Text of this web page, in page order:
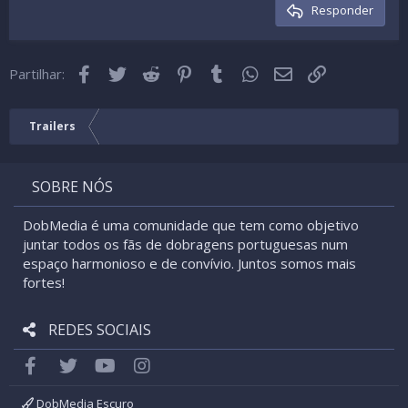
26
Trebuchet MS
Cabeçalho 3Responder
Partilhar: Facebook
Twitter Reddit Pinterest
Tumblr WhatsApp
Email
Trailers
SOBRE NÓS
DobMedia é uma comunidade que tem como objetivo
juntar todos os fãs de dobragens portuguesas num
espaço harmonioso e de convívio. Juntos somos mais
fortes!
REDES SOCIAIS
FacebookTwitter youtube
DobMedia Escuro